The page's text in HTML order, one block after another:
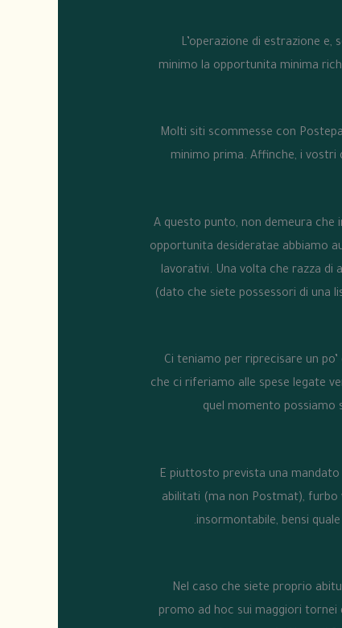
L’operazione di estrazione
minimo la opportunita minima
Molti siti scommesse con
minimo prima. Affinche, i vostri
A questo punto, non demeura che
opportunita desideratae abbiamo
lavorativi. Una volta che razza di
(dato che siete possessori di una
Ci teniamo per riprecisare un
che ci riferiamo alle spese legate
quel momento possiamo
E piuttosto prevista una
abilitati (ma non Postmat), furbo
insormontabile, bensi
Nel caso che siete proprio
promo ad hoc sui maggiori